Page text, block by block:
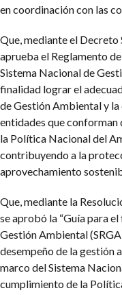
en coordinación con las
Que, mediante el
aprueba el Reglamento
Sistema Nacional de
finalidad lograr el
de Gestión Ambiental y la
entidades que conforman
la Política Nacional del
contribuyendo a la
aprovechamiento
Que, mediante la
se aprobó la “Guía para
Gestión Ambiental
desempeño de la gestión
marco del Sistema
cumplimiento de la